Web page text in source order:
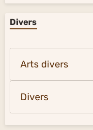
Divers
Arts divers
Divers